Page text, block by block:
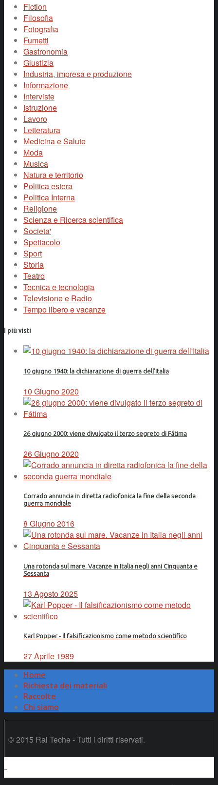
Fiction
Filosofia
Fotografia
Fumetti
Gastronomia
Giustizia
Industria, impresa e produzione
Informazione
Interviste
Istruzione
Lavoro
Letteratura
Medicina e Salute
Moda
Musica
Natura e territorio
Politica estera
Politica Interna
Religione
Scienza e Ricerca scientifica
Societa'
Spettacolo
Sport
Storia
Teatro
Tecnica e tecnologia
Televisione e Radio
Tempo libero e vacanze
I più visti
10 giugno 1940: la dichiarazione di guerra dell'Italia
10 Giugno 2020
26 giugno 2000: viene divulgato il terzo segreto di Fátima
26 Giugno 2020
Corrado annuncia in diretta radiofonica la fine della seconda
guerra mondiale
8 Giugno 2016
Una rotonda sul mare. Vacanze in Italia negli anni Cinquanta e
Sessanta
13 Agosto 2025
Karl Popper - Il falsificazionismo come metodo scientifico
27 Aprile 1989
Home
Richiesta dei materiali
Raccolte
Chi siamo
© 2015 Rai Teche - Tutti i diritti riservati.